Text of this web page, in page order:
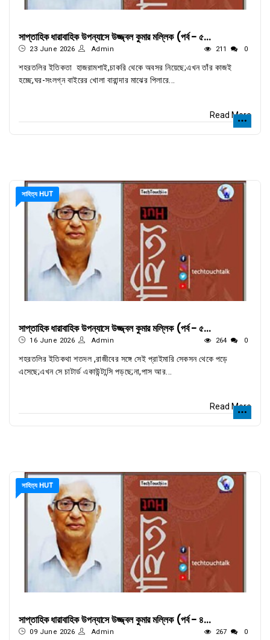
সাপ্তাহিক ধারাবাহিক উপন্যাসে উজ্জ্বল কুমার মল্লিক (পর্ব - ৫...
23 June 2026 Admin 211 0
শহরতলির ইতিকতা হাজরামশাই,চাকরি থেকে অবসর নিয়েছে;এখন তাঁর কাজই
হচ্ছে,ঘর-সংলগ্ন বাইরের খোলা বারান্দার মাঝের পিলারে...
Read More
সাহিত্য HUT
সাপ্তাহিক ধারাবাহিক উপন্যাসে উজ্জ্বল কুমার মল্লিক (পর্ব - ৫...
16 June 2026 Admin 264 0
শহরতলির ইতিকথা শতদল ,রাজীবের সঙ্গে সেই প্রাইমারি সেকসন থেকে পড়ে
এসেছে;এখন সে চাটার্ড একাউন্টান্সি পড়ছে;না,পাস আর...
Read More
সাহিত্য HUT
সাপ্তাহিক ধারাবাহিক উপন্যাসে উজ্জ্বল কুমার মল্লিক (পর্ব - ৪...
09 June 2026 Admin 267 0